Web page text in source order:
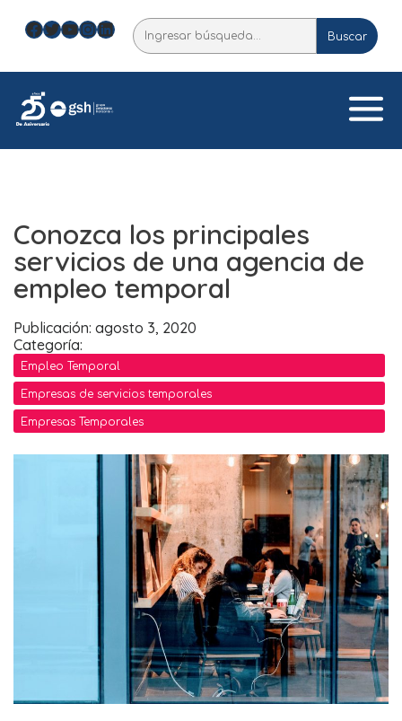
Facebook
Twitter
YouTube
Instagram
LinkedIn
Buscar
Buscar
Conozca los principales
servicios de una agencia de
empleo temporal
Publicación: agosto 3, 2020
Categoría:
Empleo Temporal
Empresas de servicios temporales
Empresas Temporales